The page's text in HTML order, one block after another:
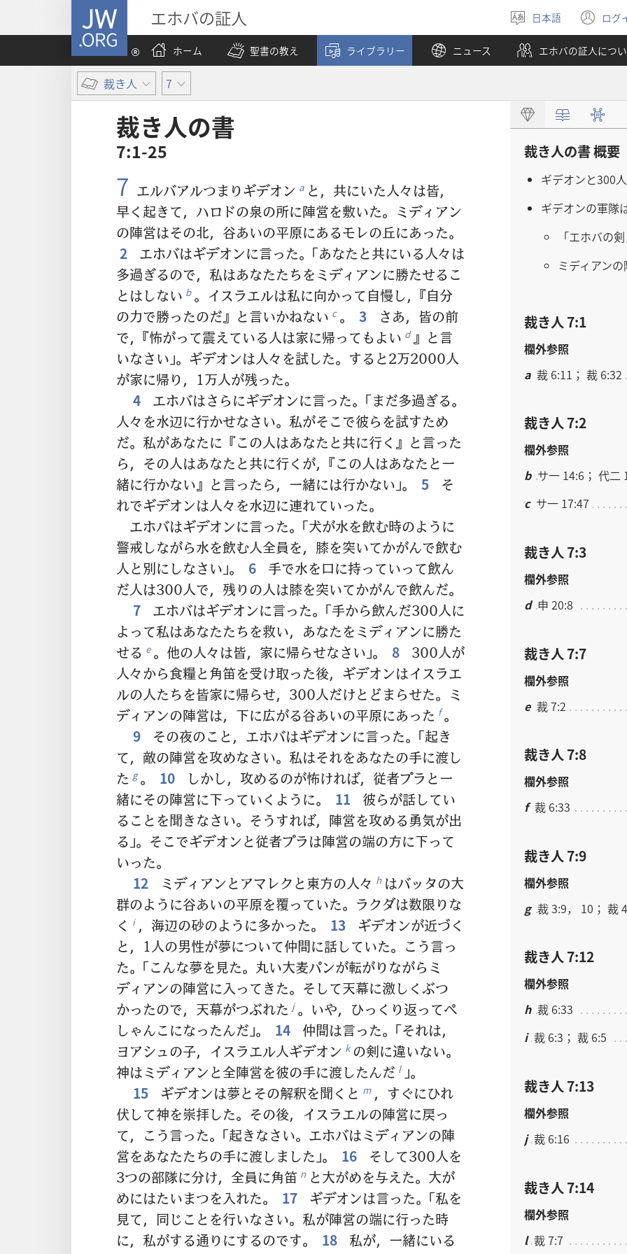
JW.ORG エホバの証人
言
語
を
選
日本語 ログ
（
し
い
タ
で
く
ホーム 聖書の教え ライブラリー ニュース エホバの証人につ
裁き人 7
裁き人​の​書
7:1-25
7 エルバアルつまりギデオン a と，共にいた人々は皆，
早く起きて，ハロドの泉の所に陣営を敷いた。ミディアン
の陣営はその北，谷あいの平原にあるモレの丘にあった。
2
エホバはギデオンに言った。「あなたと共にいる人々は
多過ぎるので，私はあなたたちをミディアンに勝たせるこ
とはしない b 。イスラエルは私に向かって自慢し，『自分
の力で勝ったのだ』と言いかねない c 。 3
さあ，皆の前
で，『怖がって震えている人は家に帰ってもよい d 』と言
いなさい」。ギデオンは人々を試した。すると2万2000人
が家に帰り，1万人が残った。
4
エホバはさらにギデオンに言った。「まだ多過ぎる。
人々を水辺に行かせなさい。私がそこで彼らを試すため
だ。私があなたに『この人はあなたと共に行く』と言った
ら，その人はあなたと共に行くが，『この人はあなたと一
緒に行かない』と言ったら，一緒には行かない」。
5
そ
れでギデオンは人々を水辺に連れていった。
エホバはギデオンに言った。「犬が水を飲む時のように
警戒しながら水を飲む人全員を，膝を突いてかがんで飲む
人と別にしなさい」。
6
手で水を口に持っていって飲ん
だ人は300人で，残りの人は膝を突いてかがんで飲んだ。
7
エホバはギデオンに言った。「手から飲んだ300人に
よって私はあなたたちを救い，あなたをミディアンに勝た
せる e 。他の人々は皆，家に帰らせなさい」。 8
300人が
人々から食糧と角笛を受け取った後，ギデオンはイスラエ
ルの人たちを皆家に帰らせ，300人だけとどまらせた。ミ
ディアンの陣営は，下に広がる谷あいの平原にあった f 。
9
その夜のこと，エホバはギデオンに言った。「起き
て，敵の陣営を攻めなさい。私はそれをあなたの手に渡し
た g 。 10
しかし，攻めるのが怖ければ，従者プラと一
緒にその陣営に下っていくように。
11
彼らが話してい
ることを聞きなさい。そうすれば，陣営を攻める勇気が出
る」。そこでギデオンと従者プラは陣営の端の方に下って
いった。
12
ミディアンとアマレクと東方の人々 h はバッタの大
群のように谷あいの平原を覆っていた。ラクダは数限りな
く i ，海辺の砂のように多かった。 13
ギデオンが近づく
と，1人の男性が夢について仲間に話していた。こう言っ
た。「こんな夢を見た。丸い大麦パンが転がりながらミ
ディアンの陣営に入ってきた。そして天幕に激しくぶつ
かったので，天幕がつぶれた j 。いや，ひっくり返ってぺ
しゃんこになったんだ」。
14
仲間は言った。「それは，
ヨアシュの子，イスラエル人ギデオン k の剣に違いない。
神はミディアンと全陣営を彼の手に渡したんだ l 」。
15
ギデオンは夢とその解釈を聞くと m ，すぐにひれ
伏して神を崇拝した。その後，イスラエルの陣営に戻っ
て，こう言った。「起きなさい。エホバはミディアンの陣
営をあなたたちの手に渡しました」。
16
そして300人を
3つの部隊に分け，全員に角笛 n と大がめを与えた。大が
めにはたいまつを入れた。
17
ギデオンは言った。「私を
見て，同じことを行いなさい。私が陣営の端に行った時
に，私がする通りにするのです。
18
私が，一緒にいる
裁き人の書 概要
ギデオンと300人
ギデオンの軍隊
「エホバの
ミディアン
裁き人 7:1
欄外参照
a 裁 6:11； 裁 6:32
裁き人 7:2
欄外参照
b サ一 14:6； 代二
c サ一 17:47
裁き人 7:3
欄外参照
d 申 20:8
裁き人 7:7
欄外参照
e 裁 7:2
裁き人 7:8
欄外参照
f 裁 6:33
裁き人 7:9
欄外参照
g 裁 3:9， 10； 裁
裁き人 7:12
欄外参照
h 裁 6:33
i 裁 6:3； 裁 6:5
裁き人 7:13
欄外参照
j 裁 6:16
裁き人 7:14
欄外参照
l 裁 7:7